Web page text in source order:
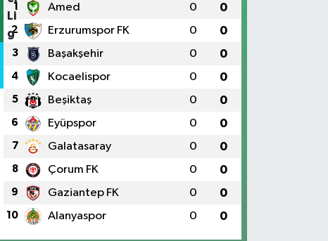
1 Amed 0 0
2 Erzurumspor FK 0 0
3 Başakşehir 0 0
4 Kocaelispor 0 0
5 Beşiktaş 0 0
6 Eyüpspor 0 0
7 Galatasaray 0 0
8 Çorum FK 0 0
9 Gaziantep FK 0 0
10 Alanyaspor 0 0